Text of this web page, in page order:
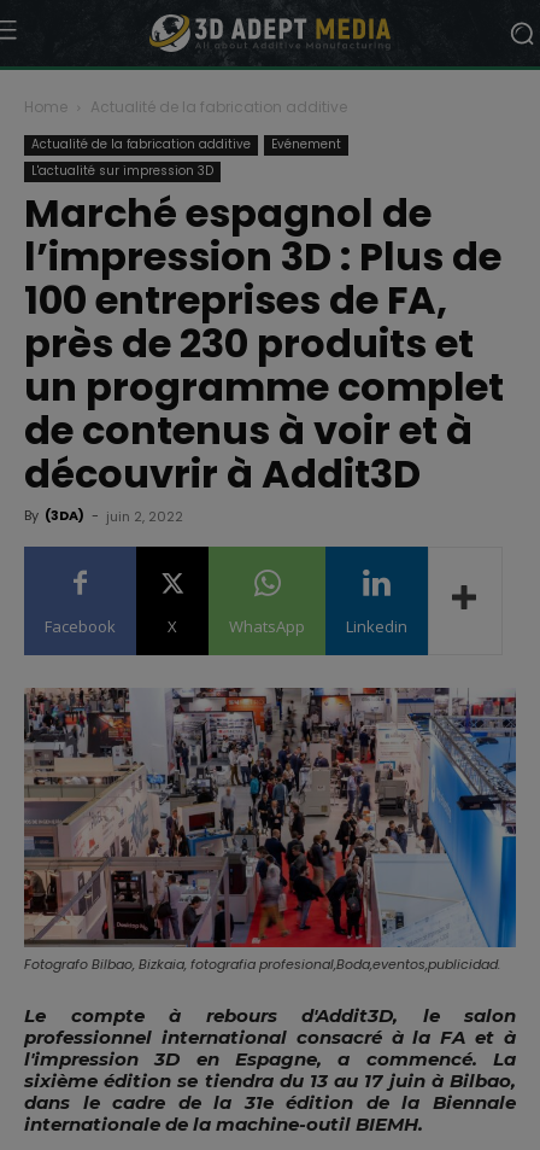
Home Actualité de la fabrication additive
Actualité de la fabrication additive
Evénement
L'actualité sur impression 3D
Marché espagnol de
l’impression 3D : Plus de
100 entreprises de FA,
près de 230 produits et
un programme complet
de contenus à voir et à
découvrir à Addit3D
By (3DA) - juin 2, 2022
Facebook X WhatsApp Linkedin
Fotografo Bilbao, Bizkaia, fotografia profesional,Boda,eventos,publicidad.
Le compte à rebours d'Addit3D, le salon
professionnel international consacré à la FA et à
l'impression 3D en Espagne, a commencé. La
sixième édition se tiendra du 13 au 17 juin à Bilbao,
dans le cadre de la 31e édition de la Biennale
internationale de la machine-outil BIEMH.